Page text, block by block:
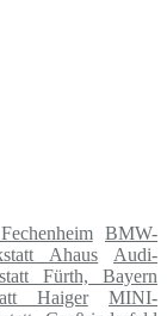
BMW-
Ahaus
Audi-
Fürth, Bayern
Haiger
MINI-